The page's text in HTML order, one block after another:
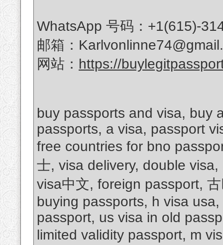
WhatsApp 号码：+1(615)-
邮箱：
网站： https://
buy passports and visa, buy
passports, a visa, passport
free countries for bno
士, visa delivery, double
visa中文, foreign passport,
buying passports, h visa
passport, us visa in old
limited validity passport, m